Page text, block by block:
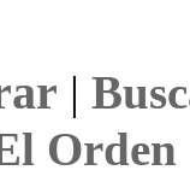
|
Orden